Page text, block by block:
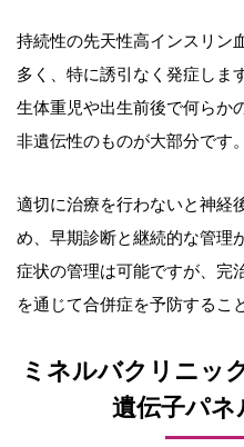
持続性の先天性高インスリン
多く、特に誘引なく発症しま
生体重児や出生前後で何らか
非遺伝性のものが大部分です。
適切に治療を行わないと神経
め、早期診断と継続的な管理
症状の管理は可能ですが、完
を通じて合併症を予防するこ
ミネルバクリニッ
遺伝子パネ